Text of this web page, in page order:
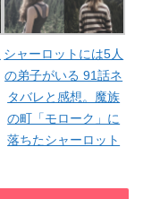
シャーロットには5人
の弟子がいる 91話ネ
タバレと感想。魔族
の町「モローク」に
落ちたシャーロット